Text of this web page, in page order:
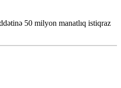
50 milyon manatlıq istiqraz